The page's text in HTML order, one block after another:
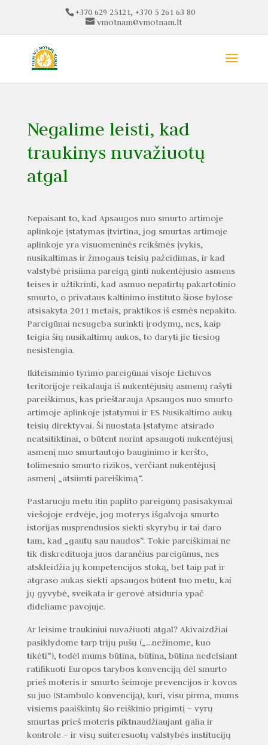
+370 629 25121, +370 5 261 63 80
vmotnam@vmotnam.lt
Negalime leisti, kad
traukinys nuvažiuotų
atgal
Nepaisant to, kad Apsaugos nuo smurto artimoje
aplinkoje įstatymas įtvirtina, jog smurtas artimoje
aplinkoje yra visuomeninės reikšmės įvykis,
nusikaltimas ir žmogaus teisių pažeidimas, ir kad
valstybė prisiima pareigą ginti nukentėjusio asmens
teises ir užtikrinti, kad asmuo nepatirtų pakartotinio
smurto, o privataus kaltinimo instituto šiose bylose
atsisakyta 2011 metais, praktikos iš esmės nepakito.
Pareigūnai nesugeba surinkti įrodymų, nes, kaip
teigia šių nusikaltimų aukos, to daryti jie tiesiog
nesistengia.
Ikiteisminio tyrimo pareigūnai visoje Lietuvos
teritorijoje reikalauja iš nukentėjusių asmenų rašyti
pareiškimus, kas prieštarauja Apsaugos nuo smurto
artimoje aplinkoje įstatymui ir ES Nusikaltimo aukų
teisių direktyvai. Ši nuostata Įstatyme atsirado
neatsitiktinai, o būtent norint apsaugoti nukentėjusį
asmenį nuo smurtautojo bauginimo ir keršto,
tolimesnio smurto rizikos, verčiant nukentėjusį
asmenį „atsiimti pareiškimą“.
Pastaruoju metu itin paplito pareigūnų pasisakymai
viešojoje erdvėje, jog moterys išgalvoja smurto
istorijas nusprendusios siekti skyrybų ir tai daro
tam, kad „gautų sau naudos“. Tokie pareiškimai ne
tik diskredituoja juos darančius pareigūnus, nes
atskleidžia jų kompetencijos stoką, bet taip pat ir
atgraso aukas siekti apsaugos būtent tuo metu, kai
jų gyvybė, sveikata ir gerovė atsiduria ypač
dideliame pavojuje.
Ar leisime traukiniui nuvažiuoti atgal? Akivaizdžiai
pasiklydome tarp trijų pušų („…nežinome, kuo
tikėti“), todėl mums būtina, būtina, būtina nedelsiant
ratifikuoti Europos tarybos konvenciją dėl smurto
prieš moteris ir smurto šeimoje prevencijos ir kovos
su juo (Stambulo konvenciją), kuri, visu pirma, mums
visiems paaiškintų šio reiškinio prigimtį – vyrų
smurtas prieš moteris piktnaudžiaujant galia ir
kontrole – ir visų suiteresuotų valstybės institucijų